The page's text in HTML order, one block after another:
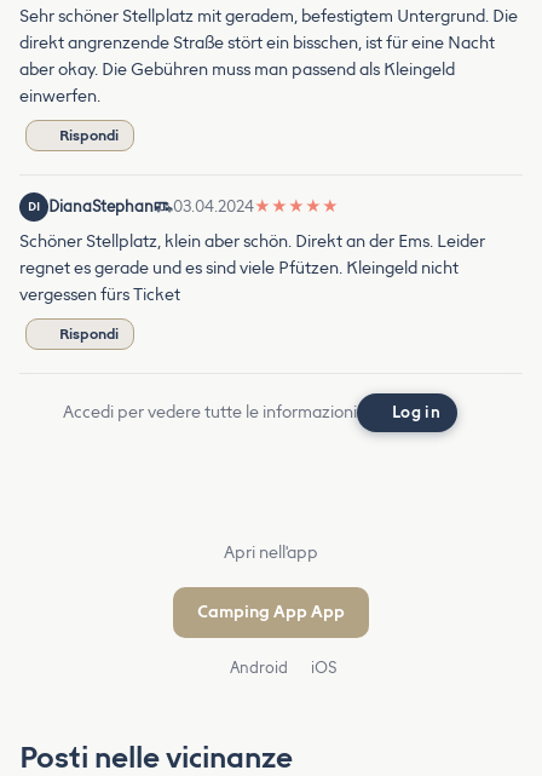
Sehr schöner Stellplatz mit geradem, befestigtem Untergrund. Die
direkt angrenzende Straße stört ein bisschen, ist für eine Nacht
aber okay. Die Gebühren muss man passend als Kleingeld
einwerfen.
Rispondi
DI DianaStephan 03.04.2024★ ★ ★ ★ ★
Schöner Stellplatz, klein aber schön. Direkt an der Ems. Leider
regnet es gerade und es sind viele Pfützen. Kleingeld nicht
vergessen fürs Ticket
Rispondi
Accedi per vedere tutte le informazioni Log in
Apri nell'app
Camping App App
Android iOS
Posti nelle vicinanze